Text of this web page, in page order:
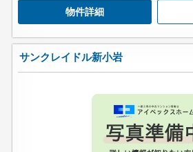
物件詳細
サンクレイドル新小岩